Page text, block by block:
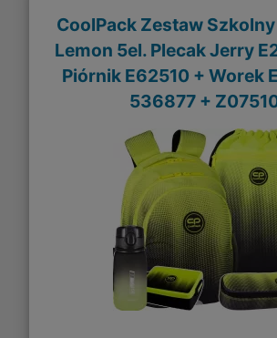
CoolPack Zestaw
Lemon 5el. Plecak Jerry
Piórnik E62510 + Worek
536877 +